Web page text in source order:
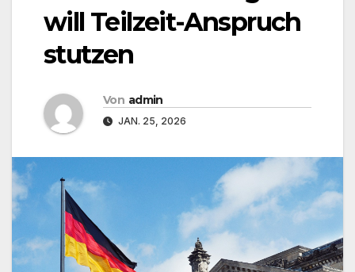
will Teilzeit-Anspruch
stutzen
Von admin
JAN. 25, 2026